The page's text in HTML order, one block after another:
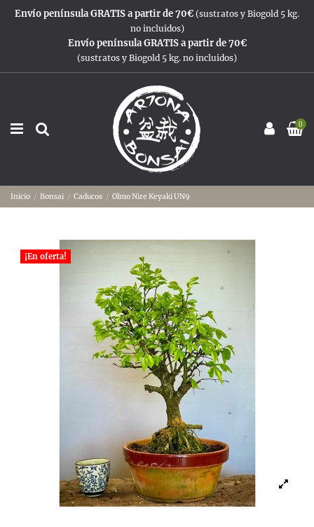
Envío península GRATIS a partir de 70€ (sustratos y Biogold 5 kg.
no incluidos)
Envío península GRATIS a partir de 70€
(sustratos y Biogold 5 kg. no incluidos)
0
Inicio Bonsai Caducos Olmo Nire Keyaki UN9
¡En oferta!